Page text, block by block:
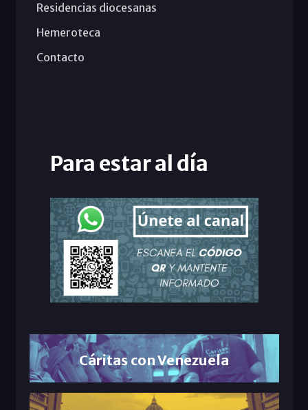
Residencias diocesanas
Hemeroteca
Contacto
Para estar al día
Cáritas con Venezuela